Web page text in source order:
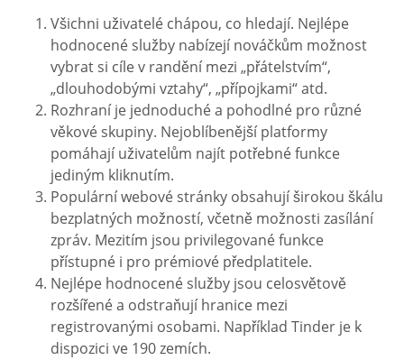
Všichni uživatelé chápou, co hledají. Nejlépe
hodnocené služby nabízejí nováčkům možnost
vybrat si cíle v randění mezi „přátelstvím“,
„dlouhodobými vztahy“, „přípojkami“ atd.
Rozhraní je jednoduché a pohodlné pro různé
věkové skupiny. Nejoblíbenější platformy
pomáhají uživatelům najít potřebné funkce
jediným kliknutím.
Populární webové stránky obsahují širokou škálu
bezplatných možností, včetně možnosti zasílání
zpráv. Mezitím jsou privilegované funkce
přístupné i pro prémiové předplatitele.
Nejlépe hodnocené služby jsou celosvětově
rozšířené a odstraňují hranice mezi
registrovanými osobami. Například Tinder je k
dispozici ve 190 zemích.